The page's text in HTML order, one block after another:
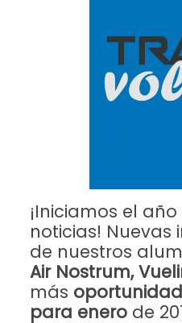
¡Iniciamos el
noticias! Nuevas
de nuestros
Air Nostrum,
más
para enerode